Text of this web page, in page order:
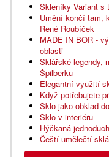
Skleníky Variant s
Umění končí tam,
René Roubíček
MADE IN BOR -
oblasti
Sklářské legendy,
Špilberku
Elegantní využití
Když potřebujete
Sklo jako obklad
Sklo v interiéru
Hýčkaná
Čeští umělečtí